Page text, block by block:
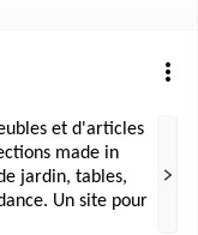
et d'articles
made in
jardin, tables,
Un site pour